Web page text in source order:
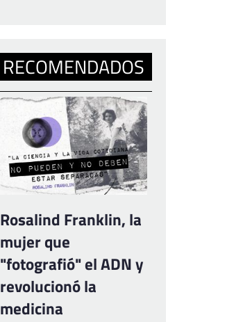
RECOMENDADOS
Rosalind Franklin, la
mujer que
"fotografió" el ADN y
revolucionó la
medicina